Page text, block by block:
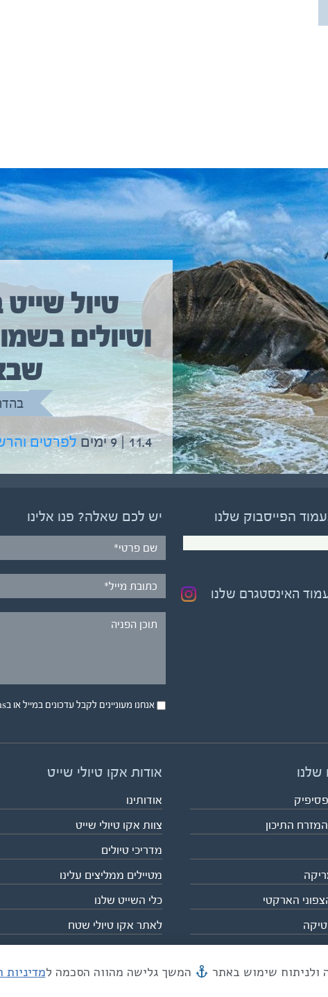
טיול
וטיולים
11.4 | 9 ימים לפרטים
טיול שייט מקיף איסלנד
בהדרכת גיל יניב
5.6 | 12 ימים לפרטים והרשמה
הפייסבוק שלנו
האינסטגרם שלנו
יש לכם שאלה? פנו אלינו
אנחנו מעוניינים לקבל עדכונים במייל או בsms על טיולים.
שלנו
התיכון
הארקטי
אודות אקו טיולי שייט
אודותינו
צוות אקו טיולי שייט
מדריכי טיולים
מטיילים ממליצים עלינו
כלי השייט שלנו
לאתר אקו טיולי שטח
מייל mail@eco.co.il | כתובתנו המסגר 55, תל אביב
המשך גלישה מהווה הסכמה למדיניות